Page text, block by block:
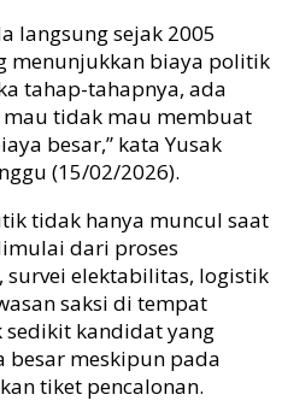
langsung sejak 2005
menunjukkan biaya politik
tahap-tahapnya, ada
tidak mau membuat
besar,” kata Yusak
(15/02/2026).
tidak hanya muncul saat
dari proses
elektabilitas, logistik
saksi di tempat
kandidat yang
besar meskipun pada
tiket pencalonan.